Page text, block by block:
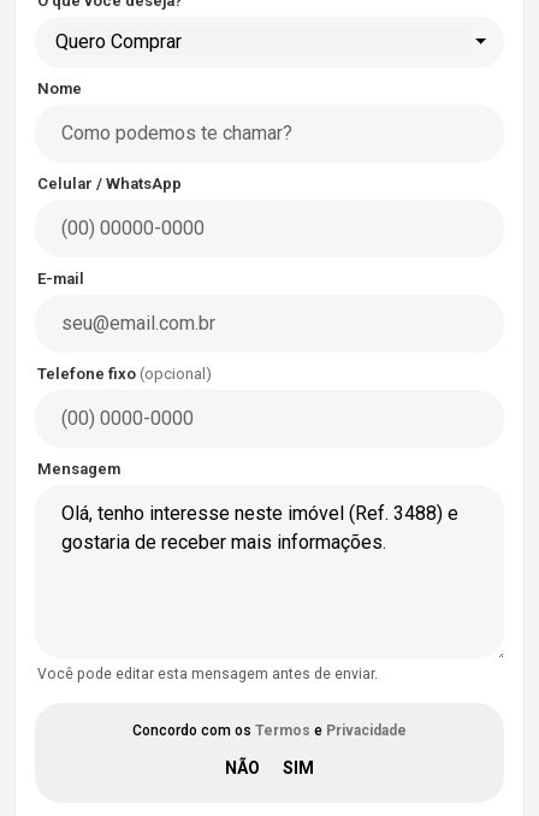
Quero Comprar
Nome
Celular / WhatsApp
E-mail
Telefone fixo (opcional)
Mensagem
Você pode editar esta mensagem antes de enviar.
Concordo com os Termos e Privacidade